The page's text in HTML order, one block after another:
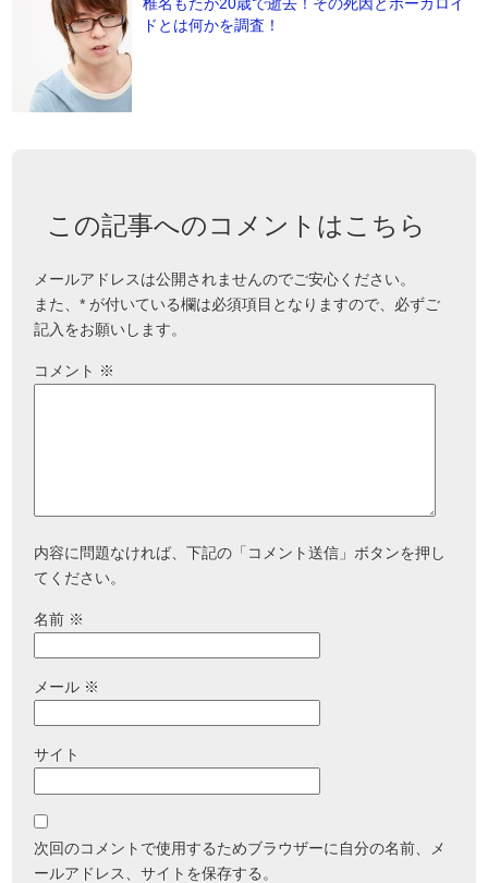
ドとは何かを調査！
この記事へのコメントはこちら
メールアドレスは公開されませんのでご安心ください。
また、* が付いている欄は必須項目となりますので、必ずご
記入をお願いします。
コメント ※
内容に問題なければ、下記の「コメント送信」ボタンを押し
てください。
名前 ※
メール ※
サイト
次回のコメントで使用するためブラウザーに自分の名前、メ
ールアドレス、サイトを保存する。